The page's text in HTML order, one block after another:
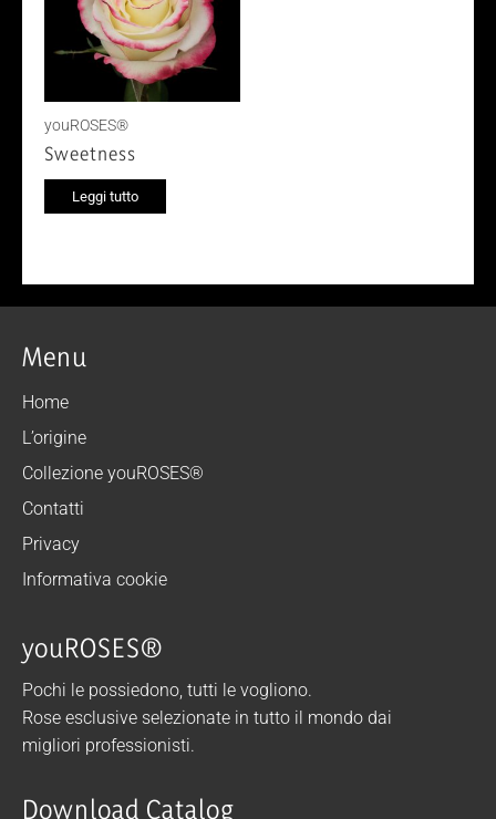
youROSES®
Sweetness
Leggi tutto
Menu
Home
L’origine
Collezione youROSES®
Contatti
Privacy
Informativa cookie
youROSES®
Pochi le possiedono, tutti le vogliono.
Rose esclusive selezionate in tutto il mondo dai
migliori professionisti.
Download Catalog